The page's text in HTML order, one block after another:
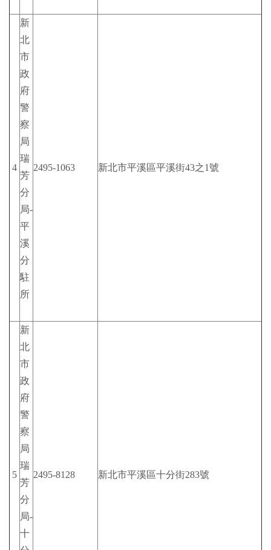
4
新
北
市
政
府
警
察
局
瑞
芳
分
局-
平
溪
分
駐
所
2495-1063 新北市平溪區平溪街43之1號
5
新
北
市
政
府
警
察
局
瑞
芳
分
局-
十
2495-8128 新北市平溪區十分街283號